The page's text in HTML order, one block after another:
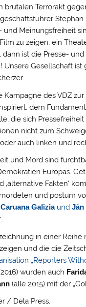
brutalen Terrorakt
und Meinungsfreiheit
zu zeigen, ein
ist die Presse-
Gesellschaft
des VDZ
dem
die sich
nicht zum
auch linken und
und Mord sind
Europas.
‚alternative Fakten‘
und postum
GaliziaundJán
in einer
und die die
„Reporters
wurden auch
(alle 2015) mit der
/ Dela Press.